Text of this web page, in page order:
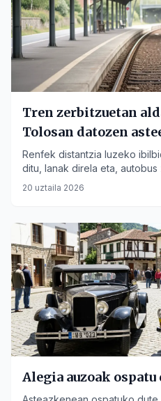
Tren zerbitzuetan
Tolosan datozen
Renfek distantzia luzeko
ditu, lanak direla eta,
20 uztaila 2026
Alegia auzoak